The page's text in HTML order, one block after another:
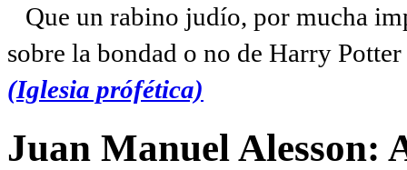
Que un rabino judío, por mucha
sobre la bondad o no de Harry
(Iglesia prófética)
Juan Manuel Alesson: